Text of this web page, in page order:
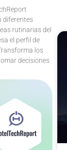
diferentes
rutinarias del
el perfil de
los
decisiones